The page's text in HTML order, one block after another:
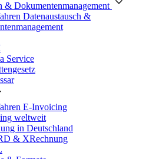
& Dokumentenmanagement
Datenaustausch &
Service
E-Invoicing
weltweit
in Deutschland
& XRechnung